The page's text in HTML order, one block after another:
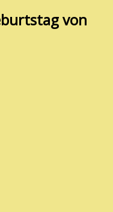
von